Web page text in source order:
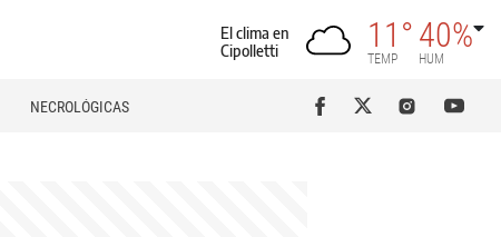
El clima en
Cipolletti
11°
TEMP
40%
HUM
NECROLÓGICAS